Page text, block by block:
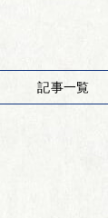
記事一覧